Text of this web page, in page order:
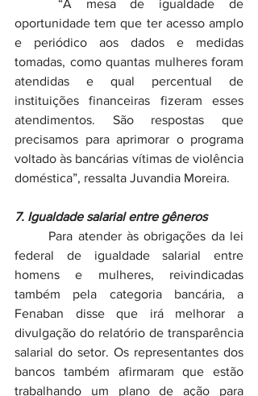
oportunidade tem que ter acesso amplo
e periódico aos dados e medidas
tomadas, como quantas mulheres foram
atendidas e qual percentual de
instituições financeiras fizeram esses
atendimentos. São respostas que
precisamos para aprimorar o programa
voltado às bancárias vítimas de violência
doméstica”, ressalta Juvandia Moreira.
7. Igualdade salarial entre gêneros
federal de igualdade salarial entre
homens e mulheres, reivindicadas
também pela categoria bancária, a
Fenaban disse que irá melhorar a
divulgação do relatório de transparência
salarial do setor. Os representantes dos
bancos também afirmaram que estão
trabalhando um plano de ação para